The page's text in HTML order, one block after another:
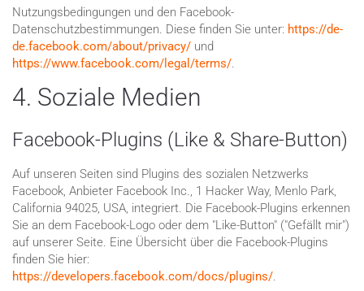
Nutzungsbedingungen und den Facebook-
Datenschutzbestimmungen. Diese finden Sie unter: https://de-
de.facebook.com/about/privacy/ und
https://www.facebook.com/legal/terms/.
4. Soziale Medien
Facebook-Plugins (Like & Share-Button)
Auf unseren Seiten sind Plugins des sozialen Netzwerks
Facebook, Anbieter Facebook Inc., 1 Hacker Way, Menlo Park,
California 94025, USA, integriert. Die Facebook-Plugins erkennen
Sie an dem Facebook-Logo oder dem "Like-Button" ("Gefällt mir")
auf unserer Seite. Eine Übersicht über die Facebook-Plugins
finden Sie hier:
https://developers.facebook.com/docs/plugins/.